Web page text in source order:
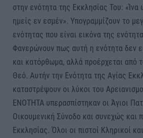
στην ενότητα της Εκκλησίας Του:
ημείς εν εσμέν». Υπογραμμίζουν το
ενότητας που είναι εικόνα της
Φανερώνουν πως αυτή η ενότητα δεν
και κατόρθωμα, αλλά προέρχεται από
Θεό. Αυτήν την Ενότητα της Αγίας
καταστρέψουν οι λύκοι του
ΕΝΟΤΗΤΑ υπερασπίστηκαν οι Άγιοι
Οικουμενική Σύνοδο και συνεχώς και
Εκκλησίας. Όλοι οι πιστοί Κληρικοί